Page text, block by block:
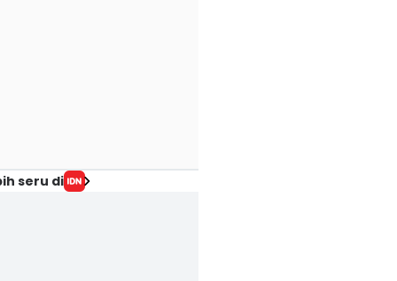
seru di